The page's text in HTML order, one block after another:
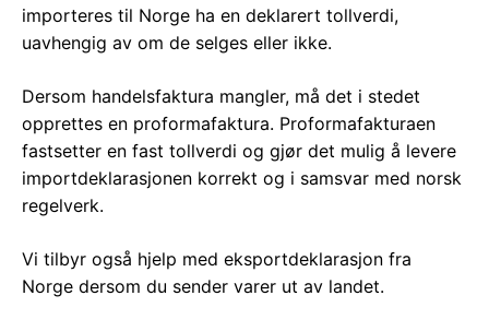
importeres til Norge ha en deklarert tollverdi,
uavhengig av om de selges eller ikke.
Dersom handelsfaktura mangler, må det i stedet
opprettes en proformafaktura. Proformafakturaen
fastsetter en fast tollverdi og gjør det mulig å levere
importdeklarasjonen korrekt og i samsvar med norsk
regelverk.
Vi tilbyr også hjelp med eksportdeklarasjon fra
Norge dersom du sender varer ut av landet.